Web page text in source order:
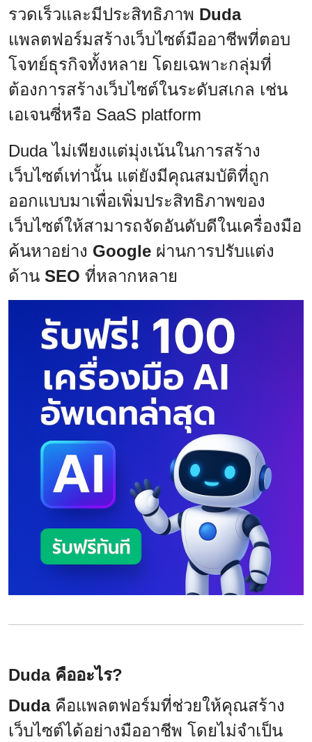
รวดเร็วและมีประสิทธิภาพ Duda
แพลตฟอร์มสร้างเว็บไซต์มืออาชีพที่ตอบ
โจทย์ธุรกิจทั้งหลาย โดยเฉพาะกลุ่มที่
ต้องการสร้างเว็บไซต์ในระดับสเกล เช่น
เอเจนซี่หรือ SaaS platform
Duda ไม่เพียงแต่มุ่งเน้นในการสร้าง
เว็บไซต์เท่านั้น แต่ยังมีคุณสมบัติที่ถูก
ออกแบบมาเพื่อเพิ่มประสิทธิภาพของ
เว็บไซต์ให้สามารถจัดอันดับดีในเครื่องมือ
ค้นหาอย่าง Google ผ่านการปรับแต่ง
ด้าน SEO ที่หลากหลาย
Duda คืออะไร?
Dudaคือแพลตฟอร์มที่ช่วยให้คุณสร้าง
เว็บไซต์ได้อย่างมืออาชีพ โดยไม่จำเป็น